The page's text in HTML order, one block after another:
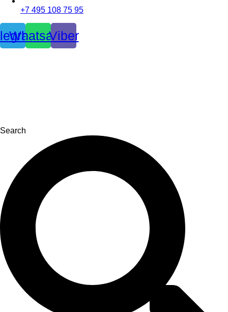
+7 495 108 75 95
Whatsapp
Viber
Search